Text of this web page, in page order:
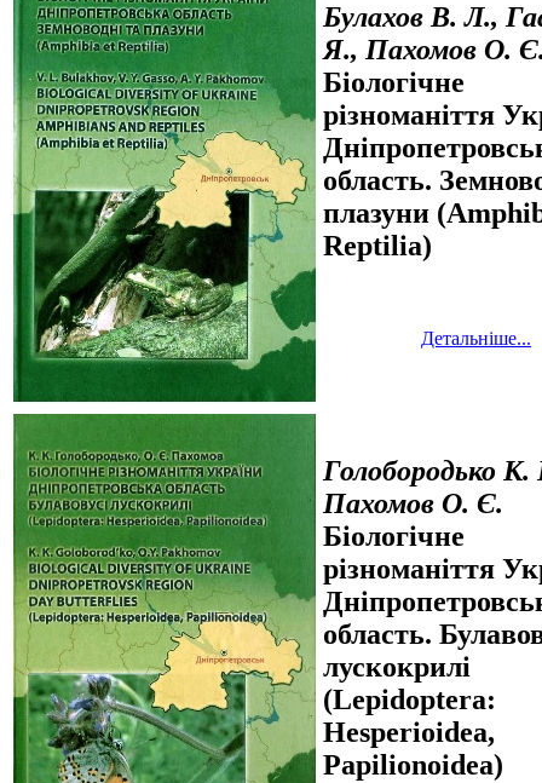
Булахов В. Л.,
Я., Пахомов О.
Біологічне
різноманіття
область.
плазуни
Reptilia)
Детальніше...
Голобородько К.
Пахомов О. Є.
Біологічне
різноманіття
область.
лускокрилі
(Lepidoptera:
Hesperioidea,
Papilionoidea)